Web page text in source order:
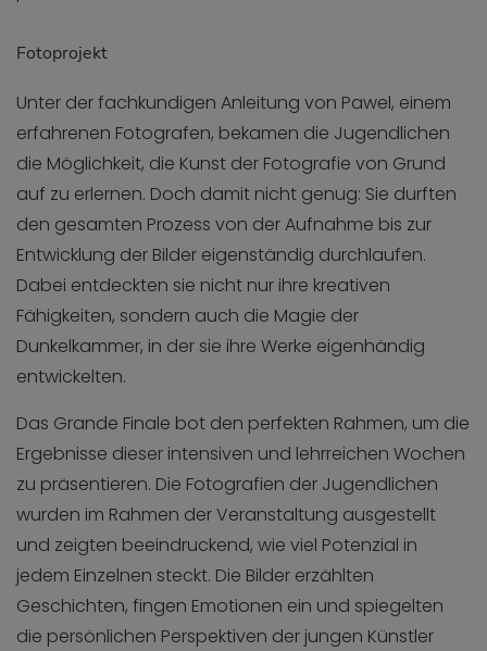
Fotoprojekt
Unter der fachkundigen Anleitung von Pawel, einem
erfahrenen Fotografen, bekamen die Jugendlichen
die Möglichkeit, die Kunst der Fotografie von Grund
auf zu erlernen. Doch damit nicht genug: Sie durften
den gesamten Prozess von der Aufnahme bis zur
Entwicklung der Bilder eigenständig durchlaufen.
Dabei entdeckten sie nicht nur ihre kreativen
Fähigkeiten, sondern auch die Magie der
Dunkelkammer, in der sie ihre Werke eigenhändig
entwickelten.
Das Grande Finale bot den perfekten Rahmen, um die
Ergebnisse dieser intensiven und lehrreichen Wochen
zu präsentieren. Die Fotografien der Jugendlichen
wurden im Rahmen der Veranstaltung ausgestellt
und zeigten beeindruckend, wie viel Potenzial in
jedem Einzelnen steckt. Die Bilder erzählten
Geschichten, fingen Emotionen ein und spiegelten
die persönlichen Perspektiven der jungen Künstler